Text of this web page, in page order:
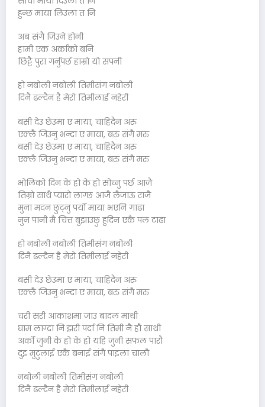
हुन्छ माया लिउला त नि
अब संगै जिउने होनी
हामी एक अर्काको बनि
छिट्टै पुरा गर्नुपर्छ हाम्रो यो सपनी
हो नबोली नबोली तिमीसंग नबोली
दिनै ढल्दैन है मेरो तिमीलाई नहेरी
बसी देउ छेउमा ए माया, चाहिदैन अरु
एक्लै जिउनु भन्दा ए माया, बरु संगै मरु
बसी देउ छेउमा ए माया, चाहिदैन अरु
एक्लै जिउनु भन्दा ए माया, बरु संगै मरु
भोलिको दिन के हो के हो सोच्नु पर्छ आजै
तिम्रो साथै प्यारो लाग्छ आजै लैजाऊ राजै
मुना मदन छुट्नु पर्यो माया भएनि गाढा
नुन पानी मै चित्त बुझाउछु हुदिन एकै पल टाढा
हो नबोली नबोली तिमीसंग नबोली
दिनै ढल्दैन है मेरो तिमीलाई नहेरी
बसी देउ छेउमा ए माया, चाहिदैन अरु
एक्लै जिउनु भन्दा ए माया, बरु संगै मरु
चरी सरी आकाशमा जाउ बादल माथी
घाम लाग्दा नि झरी पर्दा नि तिमी नै हौ साथी
अर्को जुनी के हो के हो यहि जुनी सफल पारौ
दुइ मुटुलाई एकै बनाई संगै पाइला चालौ
नबोली नबोली तिमीसंग नबोली
दिनै ढल्दैन है मेरो तिमीलाई नहेरी